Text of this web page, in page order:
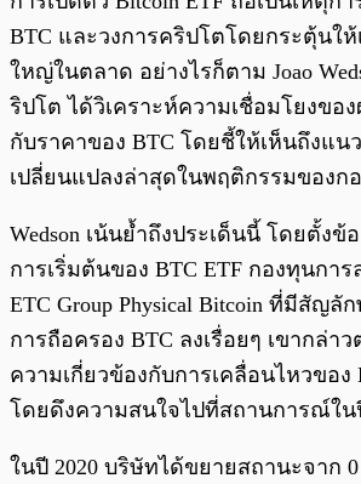
BTC และวงการคริปโตโดยกระตุ้นให้
ใหญ่ในตลาด อย่างไรก็ตาม Joao
ริปโต ได้วิเคราะห์ความเชื่อมโยงข
กับราคาของ BTC โดยชี้ให้เห็นถึงแน
เปลี่ยนแปลงล่าสุดในพฤติกรรมของก
Wedson เน้นย้ำถึงประเด็นนี้ โดยตั้งข้
การเริ่มต้นของ BTC ETF กองทุนกา
ETC Group Physical Bitcoin ที่มีสัญลั
การถือครอง BTC ลงเรื่อยๆ เขากล่า
ความเกี่ยวข้องกับการเคลื่อนไหวขอ
โดยดึงความสนใจไปที่สถานการณ์ใน
ในปี 2020 บริษัทได้ขยายสถานะจาก 0